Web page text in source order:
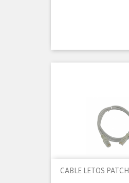
CABLE LETOS PATCH